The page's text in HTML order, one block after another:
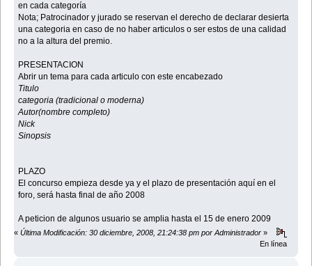
en cada categoría
Nota; Patrocinador y jurado se reservan el derecho de declarar desierta
una categoria en caso de no haber articulos o ser estos de una calidad
no a la altura del premio.
PRESENTACION
Abrir un tema para cada articulo con este encabezado
Titulo
categoria (tradicional o moderna)
Autor(nombre completo)
Nick
Sinopsis
PLAZO
El concurso empieza desde ya y el plazo de presentación aquí en el
foro, será hasta final de año 2008
A peticion de algunos usuario se amplia hasta el 15 de enero 2009
« Última Modificación: 30 diciembre, 2008, 21:24:38 pm por Administrador »
En línea